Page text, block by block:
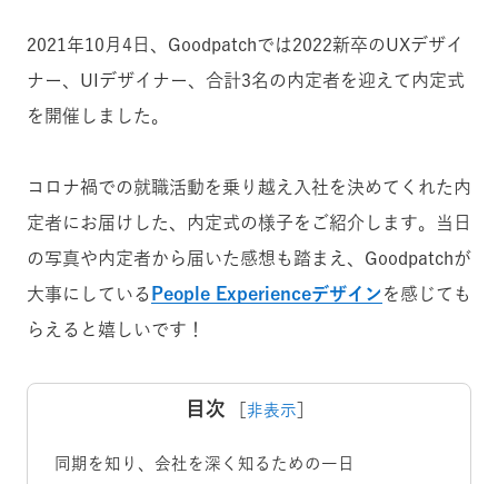
2021年10月4日、Goodpatchでは2022新卒のUXデザイ
ナー、UIデザイナー、合計3名の内定者を迎えて内定式
を開催しました。
コロナ禍での就職活動を乗り越え入社を決めてくれた内
定者にお届けした、内定式の様子をご紹介します。当日
の写真や内定者から届いた感想も踏まえ、Goodpatchが
大事にしている People Experienceデザイン を感じても
らえると嬉しいです！
目次 非表示
同期を知り、会社を深く知るための一日